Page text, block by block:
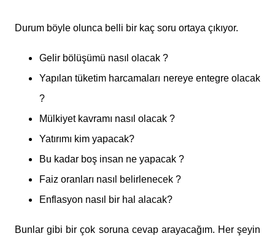
Durum böyle olunca belli bir kaç soru ortaya çıkıyor.
Gelir bölüşümü nasıl olacak ?
Yapılan tüketim harcamaları nereye entegre olacak
?
Mülkiyet kavramı nasıl olacak ?
Yatırımı kim yapacak?
Bu kadar boş insan ne yapacak ?
Faiz oranları nasıl belirlenecek ?
Enflasyon nasıl bir hal alacak?
Bunlar gibi bir çok soruna cevap arayacağım. Her şeyin